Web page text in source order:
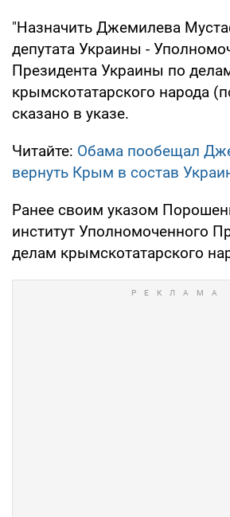
"Назначить Джемилева
депутата Украины -
Президента Украины по
крымскотатарского народа
сказано в указе.
Читайте: Обама пообещал
вернуть Крым в состав
Ранее своим указом
институт Уполномоченного
делам крымскотатарского